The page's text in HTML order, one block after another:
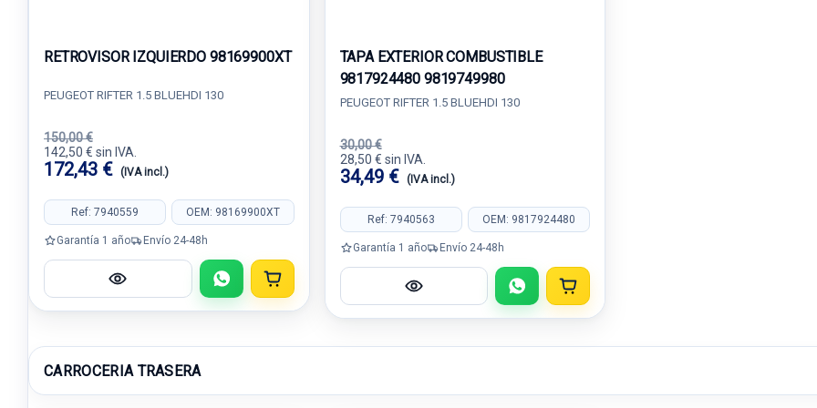
RETROVISOR IZQUIERDO 98169900XT
PEUGEOT RIFTER 1.5 BLUEHDI 130
150,00 €
142,50 € sin IVA.
172,43 € (IVA incl.)
Ref: 7940559 OEM: 98169900XT
Garantía 1 año Envío 24-48h
TAPA EXTERIOR COMBUSTIBLE
9817924480 9819749980
PEUGEOT RIFTER 1.5 BLUEHDI 130
30,00 €
28,50 € sin IVA.
34,49 € (IVA incl.)
Ref: 7940563 OEM: 9817924480
Garantía 1 año Envío 24-48h
CARROCERIA TRASERA